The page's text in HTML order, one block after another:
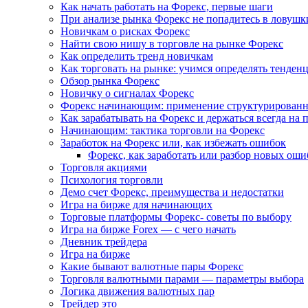
Как начать работать на Форекс, первые шаги
При анализе рынка Форекс не попадитесь в
Новичкам о рисках Форекс
Найти свою нишу в торговле на рынке Форекс
Как определить тренд новичкам
Как торговать на рынке: учимся определять
Обзор рынка Форекс
Новичку о сигналах Форекс
Форекс начинающим: применение
Как зарабатывать на Форекс и держаться всегда на
Начинающим: тактика торговли на Форекс
Заработок на Форекс или, как избежать ошибок
Форекс, как заработать или разбор новых
Торговля акциями
Психология торговли
Демо счет Форекс, преимущества и недостатки
Игра на бирже для начинающих
Торговые платформы Форекс- советы по выбору
Игра на бирже Forex — с чего начать
Дневник трейдера
Игра на бирже
Какие бывают валютные пары Форекс
Торговля валютными парами — параметры выбора
Логика движения валютных пар
Трейдер это